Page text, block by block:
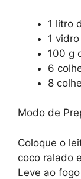
1 litro
1
100 g
6
8
Modo de
Coloque o
coco ralado
Leve ao